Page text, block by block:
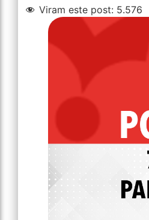
Viram este post: 5.576